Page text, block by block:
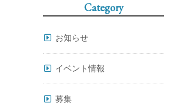
Category
お知らせ
イベント情報
募集